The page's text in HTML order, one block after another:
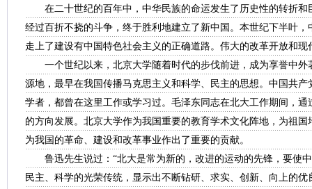
在二十世纪的百年中，中华民族的命运发生了历史性的转折和
经过百折不挠的斗争，终于胜利地建立了新中国。本世纪下半叶
走上了建设有中国特色社会主义的正确道路。伟大的改革开放和
一个世纪以来，北京大学随着时代的步伐前进，成为享誉中外
源地，最早在我国传播马克思主义和科学、民主的思想。中国共
学者，都曾在这里工作或学习过。毛泽东同志在北大工作期间，
的方向发展。北京大学作为我国重要的教育学术文化阵地，为祖
为我国的革命、建设和改革事业作出了重要的贡献。
鲁迅先生说过：“北大是常为新的，改进的运动的先锋，要使
民主、科学的光荣传统，显示出不断钻研、求实、创新、向上的